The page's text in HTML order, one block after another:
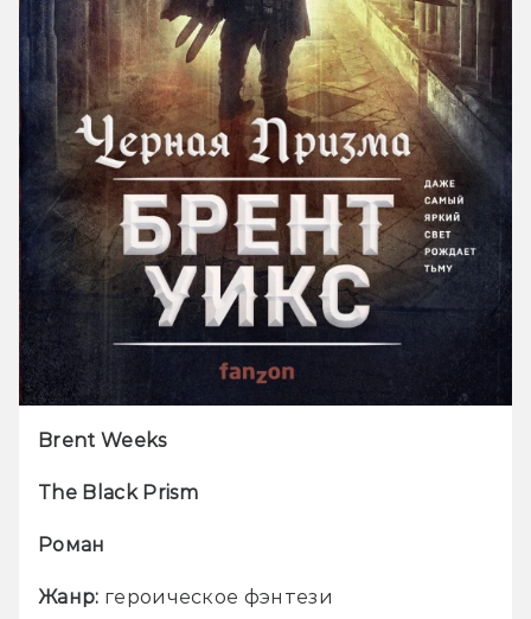
Brent Weeks
The Black Prism
Роман
Жанр: героическое фэнтези